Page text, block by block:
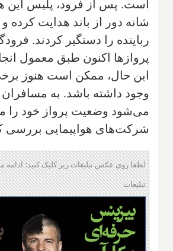
است. پس از فرود، پلیس این
شانه دور از باند هدایت
رباینده را دستگیر کردند.
پروازها اکنون طبق معمول
این حال، ممکن است هنوز
وجود داشته باشد. به
می‌شود وضعیت پرواز خود را
شرکت‌های هواپیمایی بررسی
لطفا روی عکس تبلیغات زیر کلیک کنید؛
تبلیغات